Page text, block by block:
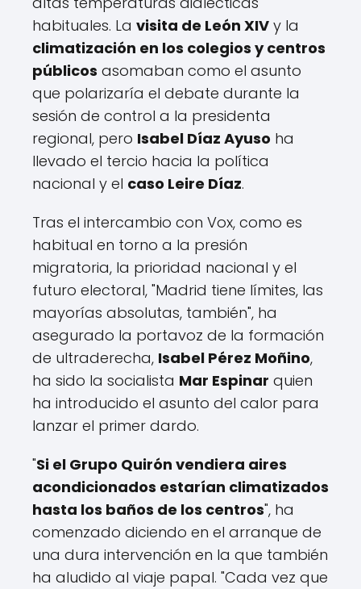
habituales. La visita de León XIV y la
climatización en los colegios y centros
públicos asomaban como el asunto
que polarizaría el debate durante la
sesión de control a la presidenta
regional, pero Isabel Díaz Ayuso ha
llevado el tercio hacia la política
nacional y el caso Leire Díaz.
Tras el intercambio con Vox, como es
habitual en torno a la presión
migratoria, la prioridad nacional y el
futuro electoral, "Madrid tiene límites, las
mayorías absolutas, también", ha
asegurado la portavoz de la formación
de ultraderecha, Isabel Pérez Moñino,
ha sido la socialista Mar Espinar quien
ha introducido el asunto del calor para
lanzar el primer dardo.
"Si el Grupo Quirón vendiera aires
acondicionados estarían climatizados
hasta los baños de los centros", ha
comenzado diciendo en el arranque de
una dura intervención en la que también
ha aludido al viaje papal. "Cada vez que